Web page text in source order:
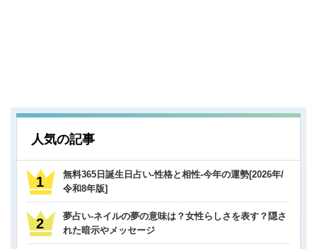
人気の記事
無料365日誕生日占い-性格と相性-今年の運勢[2026年/
令和8年版]
夢占い-ネイルの夢の意味は？女性らしさを表す？隠さ
れた暗示やメッセージ